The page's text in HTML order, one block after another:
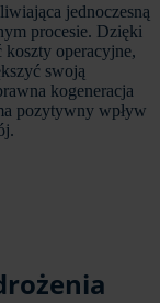
jednoczesną
procesie. Dzięki
koszty operacyjne,
swoją
kogeneracja
pozytywny wpływ